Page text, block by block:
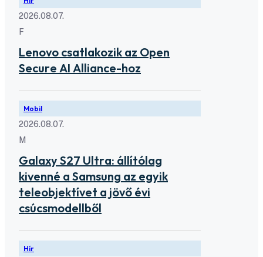
2026.08.07.
F
Lenovo csatlakozik az Open
Secure AI Alliance-hoz
Mobil
2026.08.07.
M
Galaxy S27 Ultra: állítólag
kivenné a Samsung az egyik
teleobjektívet a jövő évi
csúcsmodellből
Hír